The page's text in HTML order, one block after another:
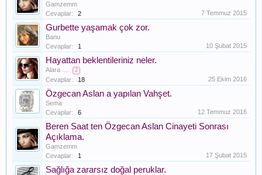
Gamzemm
Cevaplar:
2 7 Temmuz 2015
Gurbette yaşamak çok zor.
Banu
Cevaplar:
1 10 Şubat 2015
Hayattan beklentileriniz neler.
Alara ... 2
Cevaplar: 18 25 Ekim 2016
Özgecan Aslan a yapılan Vahşet.
Sema
Cevaplar:
6 12 Temmuz 2016
Beren Saat ten Özgecan Aslan Cinayeti Sonrası
Açıklama.
Gamzemm
Cevaplar:
1 17 Şubat 2015
Sağlığa zararsız doğal peruklar.